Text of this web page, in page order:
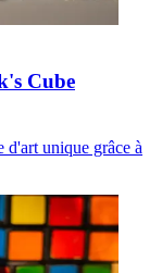
Cube
unique grâce à